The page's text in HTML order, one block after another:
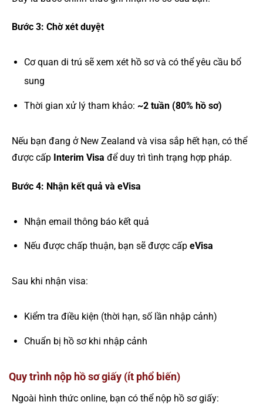
Bước 3: Chờ xét duyệt
Cơ quan di trú sẽ xem xét hồ sơ và có thể yêu cầu bổ
sung
Thời gian xử lý tham khảo: ~2 tuần (80% hồ sơ)
Nếu bạn đang ở New Zealand và visa sắp hết hạn, có thể
được cấp Interim Visa để duy trì tình trạng hợp pháp.
Bước 4: Nhận kết quả và eVisa
Nhận email thông báo kết quả
Nếu được chấp thuận, bạn sẽ được cấp eVisa
Sau khi nhận visa:
Kiểm tra điều kiện (thời hạn, số lần nhập cảnh)
Chuẩn bị hồ sơ khi nhập cảnh
Quy trình nộp hồ sơ giấy (ít phổ biến)
Ngoài hình thức online, bạn có thể nộp hồ sơ giấy: